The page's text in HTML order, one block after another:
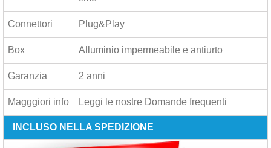
Connettori Plug&Play
Box Alluminio impermeabile e antiurto
Garanzia 2 anni
Magggiori info Leggi le nostre Domande frequenti
INCLUSO NELLA SPEDIZIONE